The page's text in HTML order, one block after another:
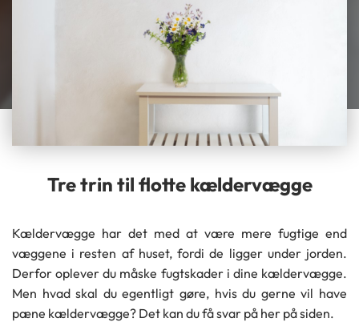
Tre trin til flotte kældervægge
Kældervægge har det med at være mere fugtige end
væggene i resten af huset, fordi de ligger under jorden.
Derfor oplever du måske fugtskader i dine kældervægge.
Men hvad skal du egentligt gøre, hvis du gerne vil have
pæne kældervægge? Det kan du få svar på her på siden.